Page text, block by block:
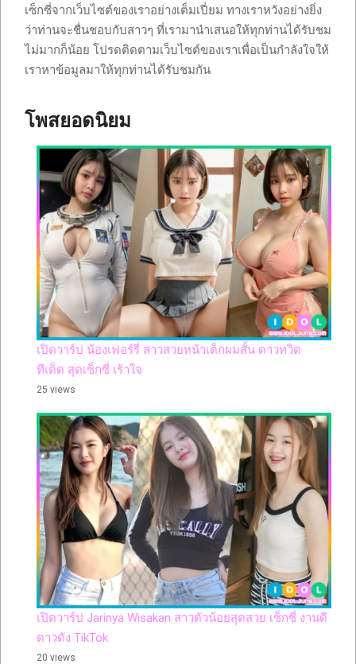
เซ็กซี่จากเว็บไซต์ของเราอย่างเต็มเปี่ยม ทางเราหวังอย่างยิ่ง
ว่าท่านจะชื่นชอบกับสาวๆ ที่เรามานำเสนอให้ทุกท่านได้รับชม
ไม่มากก็น้อย โปรดติดตามเว็บไซต์ของเราเพื่อเป็นกำลังใจให้
เราหาข้อมูลมาให้ทุกท่านได้รับชมกัน
โพสยอดนิยม
เปิดวาร์ป น้องเฟอร์รี่ สาวสวยหน้าเด็กผมสั้น ดาวทวิต
ทีเด็ด สุดเซ็กซี่ เร้าใจ
25 views
เปิดวาร์ป Jarinya Wisakan สาวตัวน้อยสุดสวย เซ็กซี่ งานดี
ดาวดัง TikTok
20 views